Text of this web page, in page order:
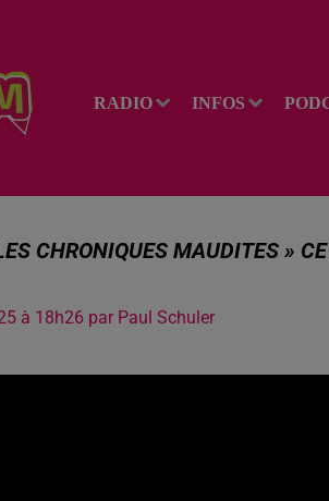
RADIO INFOS
CHRONIQUES MAUDITES »
à 18h26 par Paul Schuler